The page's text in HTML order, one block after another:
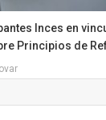
Inces en
Principios de